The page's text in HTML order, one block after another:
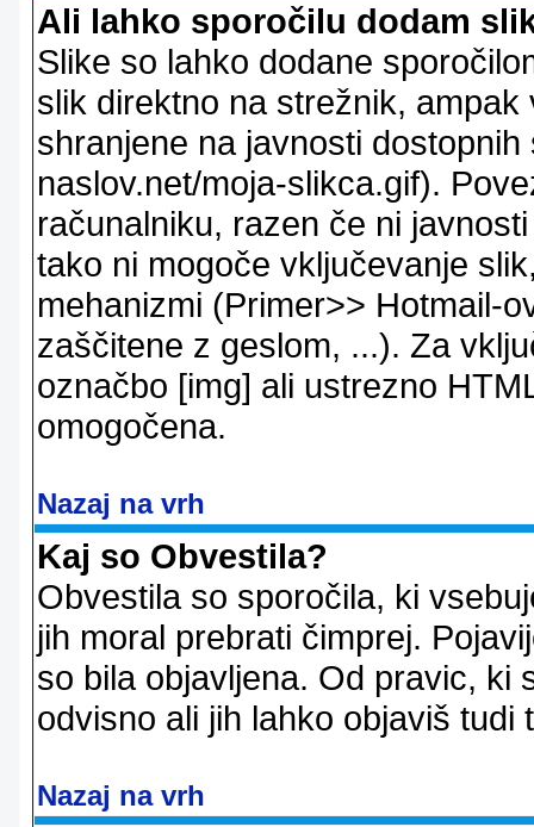
Ali lahko sporočilu dodam
Slike so lahko dodane
slik direktno na strežnik,
shranjene na javnosti
naslov.net/moja-slikca.gif).
računalniku, razen če ni
tako ni mogoče vključevanje
mehanizmi (Primer>> Hotmail-
zaščitene z geslom, ...). Za
označbo [img] ali ustrezno
omogočena.
Nazaj na vrh
Kaj so Obvestila?
Obvestila so sporočila, ki
jih moral prebrati čimprej.
so bila objavljena. Od pravic, ki
odvisno ali jih lahko objaviš
Nazaj na vrh